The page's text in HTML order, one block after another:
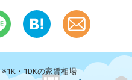
※1K・1DKの家賃相場